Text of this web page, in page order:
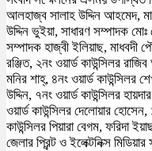
আলহাজ্ব সালাহ উদ্দিন আহমেদ,
উদ্দিন ভুইয়া, সাধারণ সম্পাদক
সম্পাদক হাজ্বী ইলিয়াছ, মাধবদী
রঞ্জিত, ২নং ওয়ার্ড কাউন্সিলর
মনির শাহ্, ৪নং ওয়ার্ড কাউন্সিলর
উদ্দিন, ৭নং ওয়ার্ড কাউন্সিলর
ওয়ার্ড কাউন্সিলর দেলোয়ার
কাউন্সিলর পিয়ারা বেগম, ফরিদা
জেলার প্রিন্ট ও ইলেক্টনিক্স মিডিয়ার